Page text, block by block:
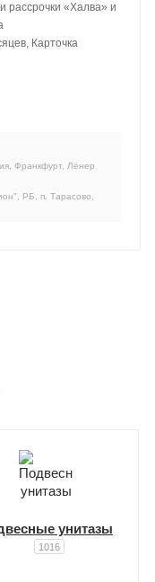
рассрочки «Халва» и
Карточка
Франкфурт, Лёнер
РБ, п. Тарасово,
унитазы
1016